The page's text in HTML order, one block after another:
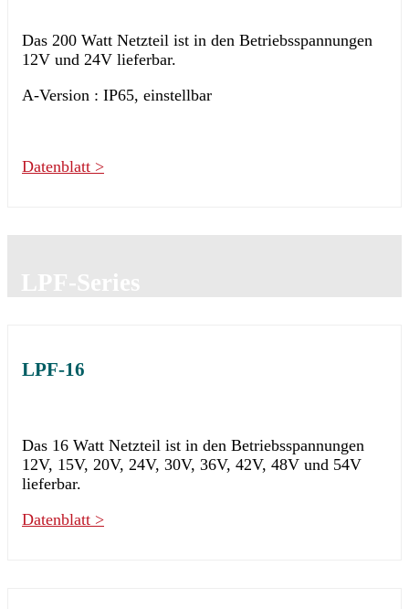
Das 200 Watt Netzteil ist in den Betriebsspannungen
12V und 24V lieferbar.
A-Version : IP65, einstellbar
Datenblatt >
LPF-16
Das 16 Watt Netzteil ist in den Betriebsspannungen
12V, 15V, 20V, 24V, 30V, 36V, 42V, 48V und 54V
lieferbar.
Datenblatt >